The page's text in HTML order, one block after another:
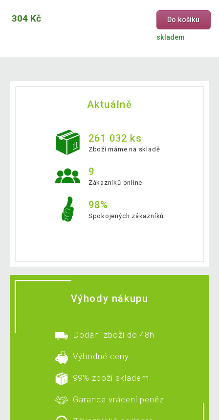
304 Kč Do košíku
skladem
Aktuálně
261 032 ks
Zboží máme na skladě
9
Zákazníků online
98%
Spokojených zákazníků
Výhody nákupu
Dodání zboží do 48h
Výhodné ceny
99% zboží skladem
Garance vrácení peněz